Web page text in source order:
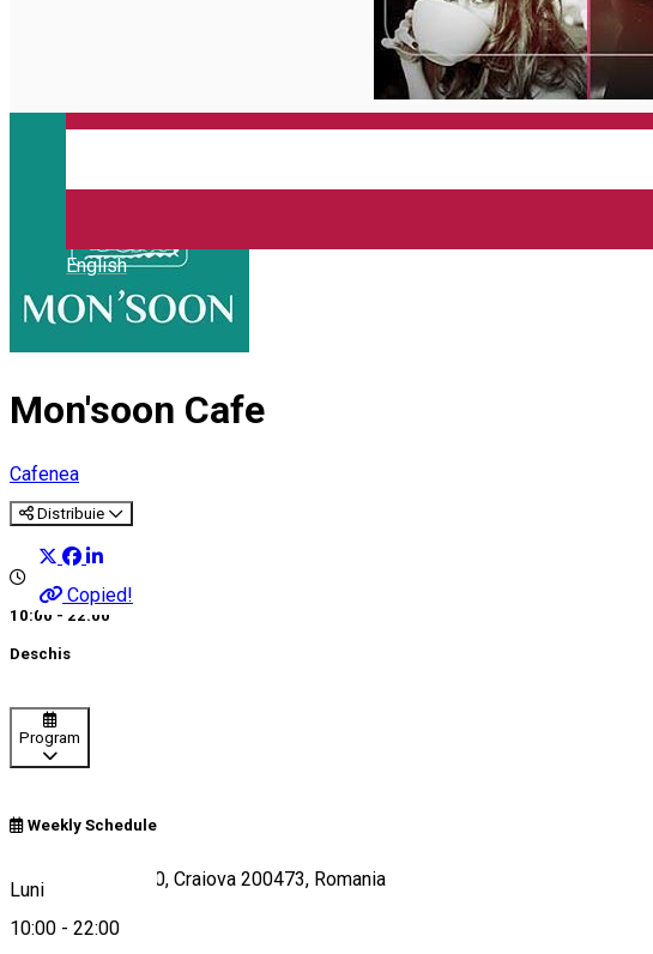
English
Mon'soon Cafe
Cafenea
Distribuie
Copied!
10:00 - 22:00
Deschis
Program
Weekly Schedule
Luni
10:00 - 22:00
Calea București 80, Craiova 200473, Romania